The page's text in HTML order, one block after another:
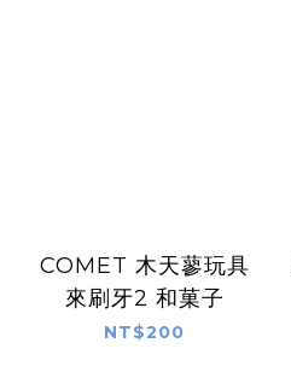
COMET 木天蓼玩具
來刷牙2 和菓子
NT$200